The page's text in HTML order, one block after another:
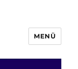
Heng e.V.
MENÜ